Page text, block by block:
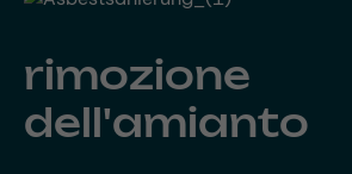
rimozione
dell'amianto